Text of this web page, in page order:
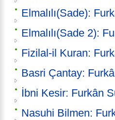
Elmalılı(Sade):
Elmalılı(Sade 2):
Fizilal-il Kuran:
Basri Çantay:
İbni Kesir: Furkân
Nasuhi Bilmen: